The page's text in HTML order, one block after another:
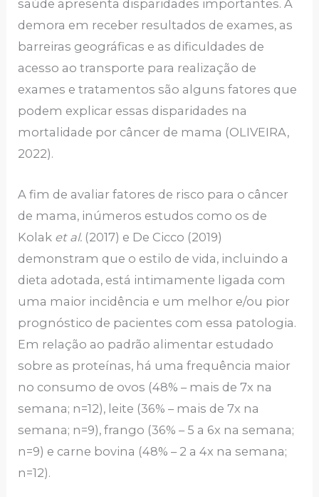
saúde apresenta disparidades importantes. A
demora em receber resultados de exames, as
barreiras geográficas e as dificuldades de
acesso ao transporte para realização de
exames e tratamentos são alguns fatores que
podem explicar essas disparidades na
mortalidade por câncer de mama (OLIVEIRA,
2022).
A fim de avaliar fatores de risco para o câncer
de mama, inúmeros estudos como os de
Kolak et al. (2017) e De Cicco (2019)
demonstram que o estilo de vida, incluindo a
dieta adotada, está intimamente ligada com
uma maior incidência e um melhor e/ou pior
prognóstico de pacientes com essa patologia.
Em relação ao padrão alimentar estudado
sobre as proteínas, há uma frequência maior
no consumo de ovos (48% – mais de 7x na
semana; n=12), leite (36% – mais de 7x na
semana; n=9), frango (36% – 5 a 6x na semana;
n=9) e carne bovina (48% – 2 a 4x na semana;
n=12).